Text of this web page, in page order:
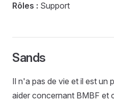
Rôles : Support
Sands
Il n'a pas de vie et il est un
aider concernant BMBF et